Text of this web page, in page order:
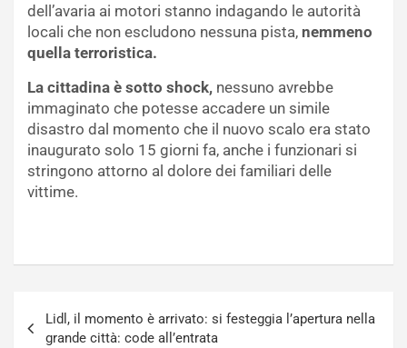
dell’avaria ai motori stanno indagando le autorità
locali che non escludono nessuna pista, nemmeno
quella terroristica.
La cittadina è sotto shock, nessuno avrebbe
immaginato che potesse accadere un simile
disastro dal momento che il nuovo scalo era stato
inaugurato solo 15 giorni fa, anche i funzionari si
stringono attorno al dolore dei familiari delle
vittime.
articoli
Lidl, il momento è arrivato: si festeggia l’apertura nella
grande città: code all’entrata